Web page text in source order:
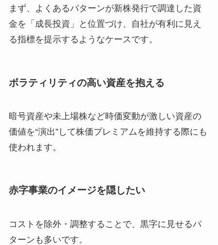
まず、よくあるパターンが新株発行で調達した資
金を「成長投資」と位置づけ、自社が有利に見え
る指標を提示するようなケースです。
ボラティリティの高い資産を抱える
暗号資産や未上場株など時価変動が激しい資産の
価値を“演出”して株価プレミアムを維持する際にも
使われます。
赤字事業のイメージを隠したい
コストを除外・調整することで、黒字に見せるパ
ターンも多いです。